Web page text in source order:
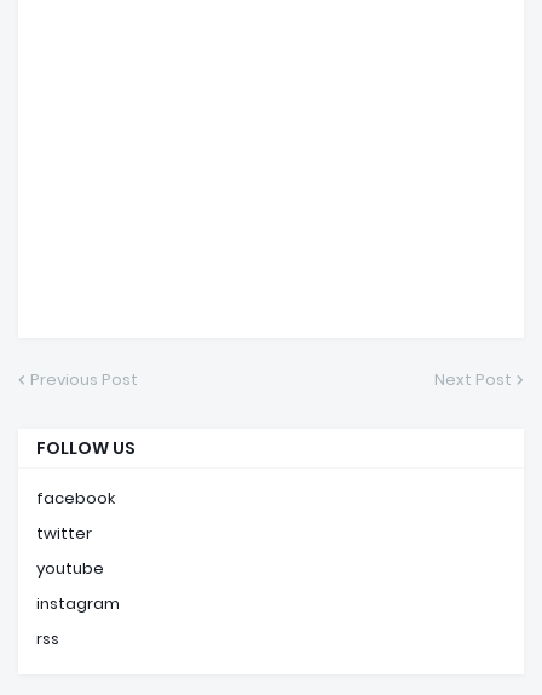
Previous Post Next Post
FOLLOW US
facebook
twitter
youtube
instagram
rss